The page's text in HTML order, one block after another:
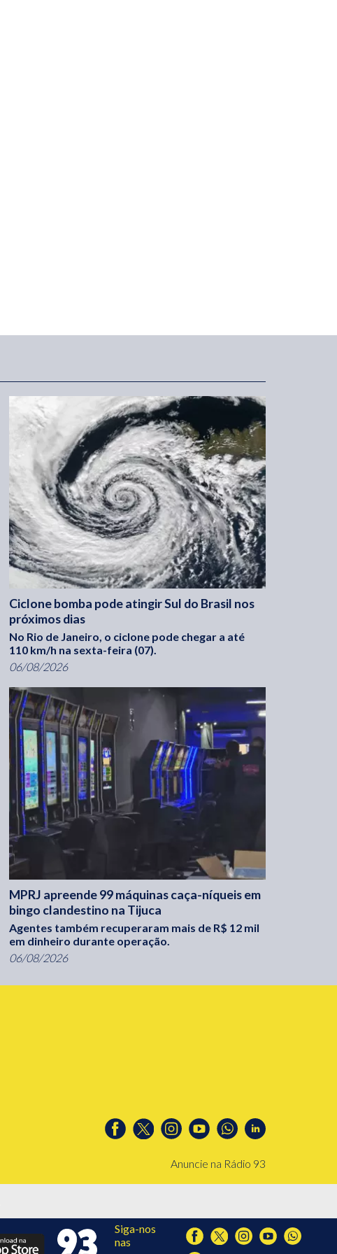
Ciclone bomba pode atingir Sul do Brasil nos
próximos dias
No Rio de Janeiro, o ciclone pode chegar a até
110 km/h na sexta-feira (07).
06/08/2026
MPRJ apreende 99 máquinas caça-níqueis em
bingo clandestino na Tijuca
Agentes também recuperaram mais de R$ 12 mil
em dinheiro durante operação.
06/08/2026
Anuncie na Rádio 93
Siga-nos
nas